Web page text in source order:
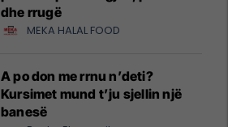
dhe rrugë
MEKA HALAL FOOD
A po don me rrnu n’deti?
Kursimet mund t’ju sjellin një
banesë